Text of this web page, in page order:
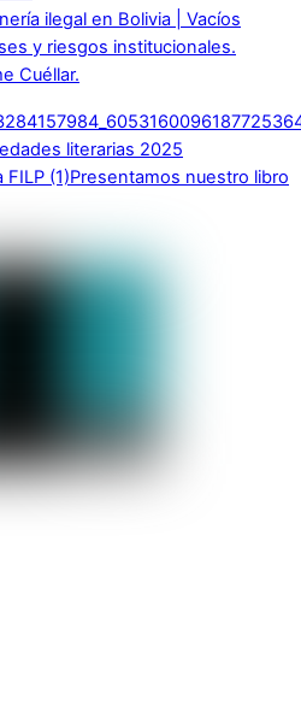
ilegal en Bolivia | Vacíos
y riesgos institucionales.
Cuéllar.
literarias 2025
Presentamos nuestro libro